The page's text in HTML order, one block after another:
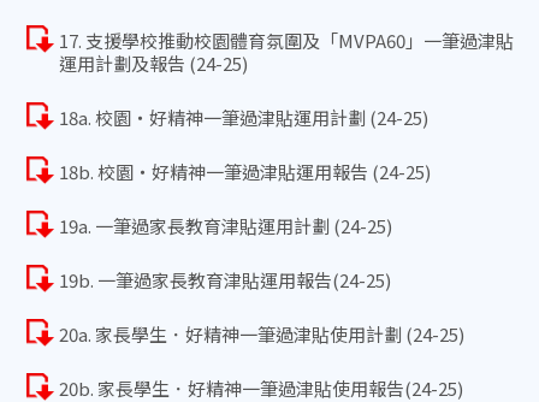
17. 支援學校推動校園體育氛圍及「MVPA60」一筆過津貼
運用計劃及報告 (24-25)
18a. 校園‧好精神一筆過津貼運用計劃 (24-25)
18b. 校園‧好精神一筆過津貼運用報告 (24-25)
19a. 一筆過家長教育津貼運用計劃 (24-25)
19b. 一筆過家長教育津貼運用報告(24-25)
20a. 家長學生．好精神一筆過津貼使用計劃 (24-25)
20b. 家長學生．好精神一筆過津貼使用報告(24-25)